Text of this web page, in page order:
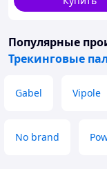
Популярные
Трекинговые
Gabel Vipole
No brand